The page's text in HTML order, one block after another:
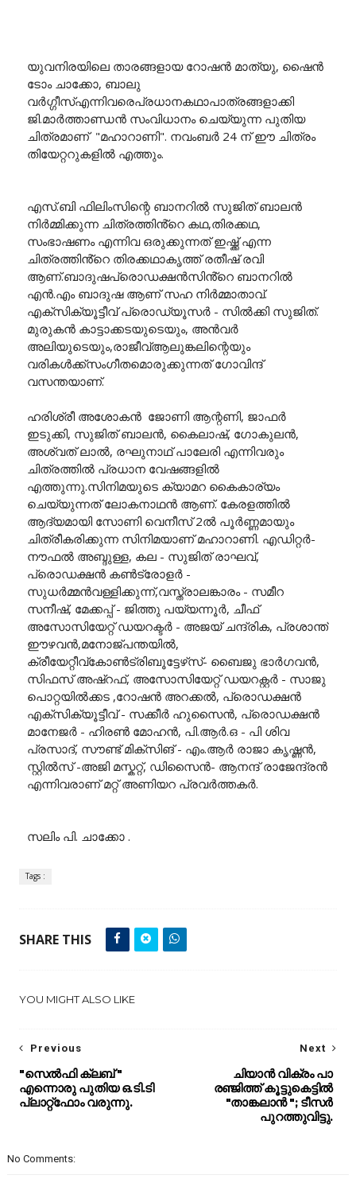
യുവനിരയിലെ താരങ്ങളായ റോഷൻ മാത്യു, ഷൈൻ
ടോം ചാക്കോ, ബാലു
വർഗ്ഗീസ്എന്നിവരെപ്രധാനകഥാപാത്രങ്ങളാക്കി
ജി.മാർത്താണ്ഡൻ സംവിധാനം ചെയ്യുന്ന പുതിയ
ചിത്രമാണ് "മഹാറാണി". നവംബർ 24 ന് ഈ ചിത്രം
തിയേറ്ററുകളിൽ എത്തും.
എസ്.ബി ഫിലിംസിന്റെ ബാനറിൽ സുജിത് ബാലൻ
നിർമ്മിക്കുന്ന ചിത്രത്തിൻ്റെ കഥ,തിരക്കഥ,
സംഭാഷണം എന്നിവ ഒരുക്കുന്നത് ഇഷ്ക്ക് എന്ന
ചിത്രത്തിൻ്റെ തിരക്കഥാകൃത്ത് രതീഷ് രവി
ആണ്.ബാദുഷപ്രൊഡക്ഷൻസിൻ്റെ ബാനറിൽ
എൻ.എം ബാദുഷ ആണ് സഹ നിർമ്മാതാവ്.
എക്സിക്യൂട്ടീവ് പ്രൊഡ്യൂസർ - സിൽക്കി സുജിത്.
മുരുകൻ കാട്ടാക്കടയുടെയും, അൻവർ
അലിയുടെയും,രാജീവ്‌ആലുങ്കലിന്റെയും
വരികൾക്ക്സംഗീതമൊരുക്കുന്നത് ഗോവിന്ദ്
വസന്തയാണ്.
ഹരിശ്രീ അശോകൻ ജോണി ആന്റണി, ജാഫർ
ഇടുക്കി, സുജിത് ബാലൻ, കൈലാഷ്, ഗോകുലൻ,
അശ്വത് ലാൽ, രഘുനാഥ് പാലേരി എന്നിവരും
ചിത്രത്തിൽ പ്രധാന വേഷങ്ങളിൽ
എത്തുന്നു.സിനിമയുടെ ക്യാമറ കൈകാര്യം
ചെയ്യുന്നത് ലോകനാഥൻ ആണ്. കേരളത്തിൽ
ആദ്യമായി സോണി വെനീസ് 2ൽ പൂർണ്ണമായും
ചിത്രീകരിക്കുന്ന സിനിമയാണ് മഹാറാണി. എഡിറ്റർ-
നൗഫൽ അബ്ദുള്ള, കല - സുജിത് രാഘവ്,
പ്രൊഡക്ഷൻ കൺട്രോളർ -
സുധർമ്മൻവള്ളിക്കുന്ന്,വസ്ത്രാലങ്കാരം - സമീറ
സനീഷ്, മേക്കപ്പ് - ജിത്തു പയ്യന്നൂർ, ചീഫ്
അസോസിയേറ്റ് ഡയറക്ടർ - അജയ് ചന്ദ്രിക, പ്രശാന്ത്
ഈഴവൻ,മനോജ്‌പന്തയിൽ,
ക്രീയേറ്റീവ്കോൺട്രിബൂട്ടേഴ്‌സ്- ബൈജു ഭാർഗവൻ,
സിഫസ് അഷ്‌റഫ്‌, അസോസിയേറ്റ് ഡയറക്റ്റർ - സാജു
പൊറ്റയിൽക്കട ,റോഷൻ അറക്കൽ, പ്രൊഡക്ഷൻ
എക്സിക്യൂട്ടീവ് - സക്കീർ ഹുസൈൻ, പ്രൊഡക്ഷൻ
മാനേജർ - ഹിരൺ മോഹൻ, പി.ആർ.ഒ - പി ശിവ
പ്രസാദ്, സൗണ്ട് മിക്സിങ് - എം.ആർ രാജാ കൃഷ്ണൻ,
സ്റ്റിൽസ് -അജി മസ്കറ്റ്, ഡിസൈൻ- ആനന്ദ് രാജേന്ദ്രൻ
എന്നിവരാണ് മറ്റ് അണിയറ പ്രവർത്തകർ.
സലിം പി. ചാക്കോ .
Tags :
SHARE THIS
YOU MIGHT ALSO LIKE
Next
ചിയാൻ വിക്രം പാ
രഞ്ജിത്ത് കൂട്ടുകെട്ടിൽ
"താങ്കലാൻ "; ടീസർ
പുറത്തുവിട്ടു.
Previous
"സെൽഫി ക്ലബ് "
എന്നൊരു പുതിയ ഒ.ടി.ടി
പ്ലാറ്റ്ഫോം വരുന്നു.
No Comments: